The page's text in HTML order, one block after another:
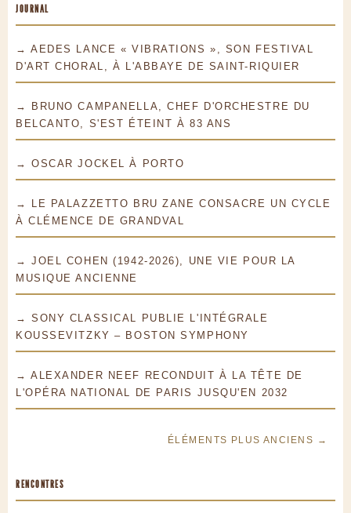
JOURNAL
→ AEDES LANCE « VIBRATIONS », SON FESTIVAL
D'ART CHORAL, À L'ABBAYE DE SAINT-RIQUIER
→ BRUNO CAMPANELLA, CHEF D'ORCHESTRE DU
BELCANTO, S'EST ÉTEINT À 83 ANS
→ OSCAR JOCKEL À PORTO
→ LE PALAZZETTO BRU ZANE CONSACRE UN CYCLE
À CLÉMENCE DE GRANDVAL
→ JOEL COHEN (1942-2026), UNE VIE POUR LA
MUSIQUE ANCIENNE
→ SONY CLASSICAL PUBLIE L'INTÉGRALE
KOUSSEVITZKY – BOSTON SYMPHONY
→ ALEXANDER NEEF RECONDUIT À LA TÊTE DE
L'OPÉRA NATIONAL DE PARIS JUSQU'EN 2032
ÉLÉMENTS PLUS ANCIENS →
RENCONTRES